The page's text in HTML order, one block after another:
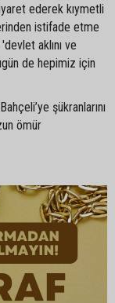
ederek kıymetli
istifade etme
aklını ve
de hepimiz için
şükranlarını
ömür